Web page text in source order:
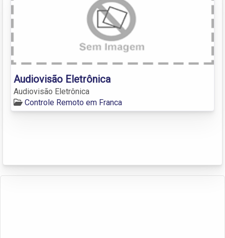
Audiovisão Eletrônica
Audiovisão Eletrônica
Controle Remoto em Franca